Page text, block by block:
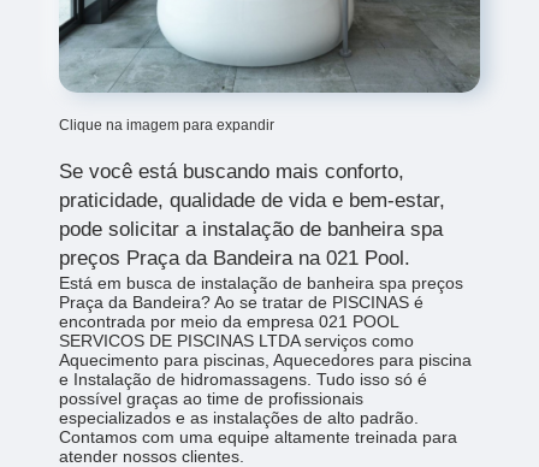
Clique na imagem para expandir
Se você está buscando mais conforto,
praticidade, qualidade de vida e bem-estar,
pode solicitar a instalação de banheira spa
preços Praça da Bandeira na 021 Pool.
Está em busca de instalação de banheira spa preços
Praça da Bandeira? Ao se tratar de PISCINAS é
encontrada por meio da empresa 021 POOL
SERVICOS DE PISCINAS LTDA serviços como
Aquecimento para piscinas, Aquecedores para piscina
e Instalação de hidromassagens. Tudo isso só é
possível graças ao time de profissionais
especializados e as instalações de alto padrão.
Contamos com uma equipe altamente treinada para
atender nossos clientes.